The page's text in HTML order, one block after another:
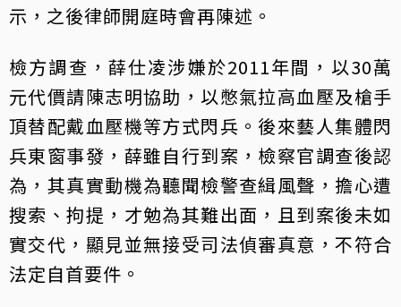
示，之後律師開庭時會再陳述。
檢方調查，薛仕凌涉嫌於2011年間，以30萬
元代價請陳志明協助，以憋氣拉高血壓及槍手
頂替配戴血壓機等方式閃兵。後來藝人集體閃
兵東窗事發，薛雖自行到案，檢察官調查後認
為，其真實動機為聽聞檢警查緝風聲，擔心遭
搜索、拘提，才勉為其難出面，且到案後未如
實交代，顯見並無接受司法偵審真意，不符合
法定自首要件。